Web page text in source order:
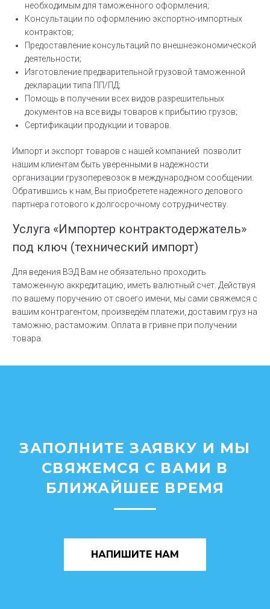
необходимым для таможенного оформления;
Консультации по оформлению экспортно-импортных
контрактов;
Предоставление консультаций по внешнеэкономической
деятельности;
Изготовление предварительной грузовой таможенной
декларации типа ПП/ПД;
Помощь в получении всех видов разрешительных
документов на все виды товаров к прибытию грузов;
Сертификации продукции и товаров.
Импорт и экспорт товаров с нашей компанией позволит
нашим клиентам быть уверенными в надежности
организации грузоперевозок в международном сообщении.
Обратившись к нам, Вы приобретете надежного делового
партнера готового к долгосрочному сотрудничеству.
Услуга «Импортер контрактодержатель»
под ключ (технический импорт)
Для ведения ВЭД Вам не обязательно проходить
таможенную аккредитацию, иметь валютный счет. Действуя
по вашему поручению от своего имени, мы сами свяжемся с
вашим контрагентом, произведём платежи, доставим груз на
таможню, растаможим. Оплата в гривне при получении
товара.
ЗАПОЛНИТЕ ЗАЯВКУ И МЫ
СВЯЖЕМСЯ С ВАМИ В
БЛИЖАЙШЕЕ ВРЕМЯ
НАПИШИТЕ НАМ